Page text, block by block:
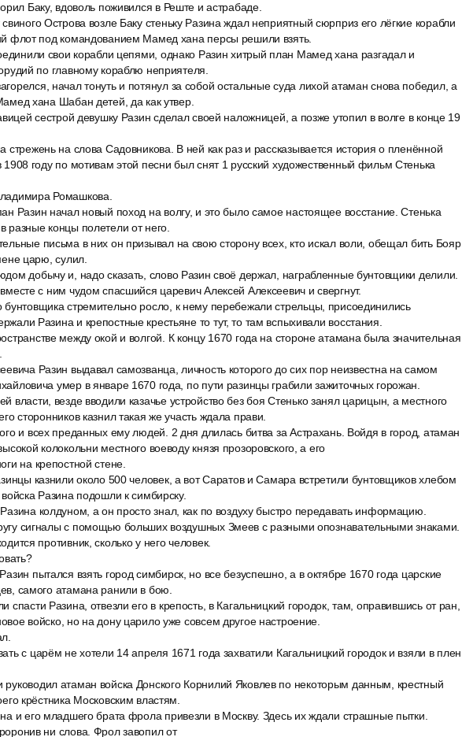
Баку, вдоволь поживился в Реште и астрабаде.
Острова возле Баку стеньку Разина ждал неприятный сюрприз его лёгкие корабли
флот под командованием Мамед хана персы решили взять.
свои корабли цепями, однако Разин хитрый план Мамед хана разгадал и
по главному кораблю неприятеля.
начал тонуть и потянул за собой остальные суда лихой атаман снова победил, а
хана Шабан детей, да как утвер.
сестрой девушку Разин сделал своей наложницей, а позже утопил в волге в конце 19
стрежень на слова Садовникова. В ней как раз и рассказывается история о пленённой
1908 году по мотивам этой песни был снят 1 русский художественный фильм Стенька
Ромашкова.
Разин начал новый поход на волгу, и это было самое настоящее восстание. Стенька
разные концы полетели от него.
письма в них он призывал на свою сторону всех, кто искал воли, обещал бить Бояр
царю, сулил.
добычу и, надо сказать, слово Разин своё держал, награбленные бунтовщики делили.
с ним чудом спасшийся царевич Алексей Алексеевич и свергнут.
бунтовщика стремительно росло, к нему перебежали стрельцы, присоединились
Разина и крепостные крестьяне то тут, то там вспыхивали восстания.
между окой и волгой. К концу 1670 года на стороне атамана была значительная
Разин выдавал самозванца, личность которого до сих пор неизвестна на самом
умер в январе 1670 года, по пути разинцы грабили зажиточных горожан.
власти, везде вводили казачье устройство без боя Стенько занял царицын, а местного
сторонников казнил такая же участь ждала прави.
и всех преданных ему людей. 2 дня длилась битва за Астрахань. Войдя в город, атаман
колокольни местного воеводу князя прозоровского, а его
на крепостной стене.
казнили около 500 человек, а вот Саратов и Самара встретили бунтовщиков хлебом
Разина подошли к симбирску.
колдуном, а он просто знал, как по воздуху быстро передавать информацию.
сигналы с помощью больших воздушных Змеев с разными опознавательными знаками.
противник, сколько у него человек.
пытался взять город симбирск, но все безуспешно, а в октябре 1670 года царские
самого атамана ранили в бою.
спасти Разина, отвезли его в крепость, в Кагальницкий городок, там, оправившись от ран,
войско, но на дону царило уже совсем другое настроение.
с царём не хотели 14 апреля 1671 года захватили Кагальницкий городок и взяли в плен
атаман войска Донского Корнилий Яковлев по некоторым данным, крестный
крёстника Московским властям.
и его младшего брата фрола привезли в Москву. Здесь их ждали страшные пытки.
ни слова. Фрол завопил от